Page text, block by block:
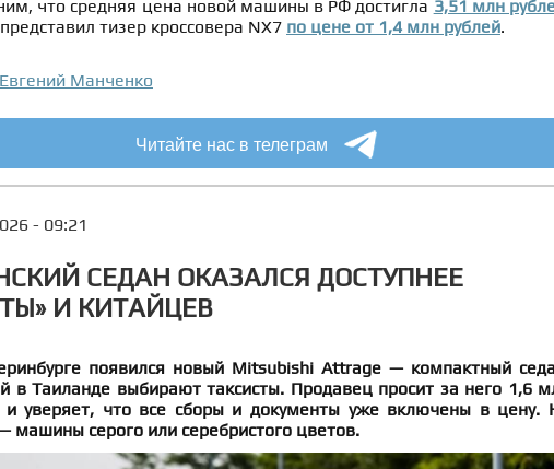
что средняя цена новой машины в РФ достигла 3,51 млн
тизер кроссовера NX7 по цене от 1,4 млн рублей.
Евгений Манченко
Читайте нас в телеграм
- 09:21
СЕДАН ОКАЗАЛСЯ ДОСТУПНЕЕ
И КИТАЙЦЕВ
появился новый Mitsubishi Attrage — компактный
в Таиланде выбирают таксисты. Продавец просит за него 1,6
и уверяет, что все сборы и документы уже включены в цену.
машины серого или серебристого цветов.